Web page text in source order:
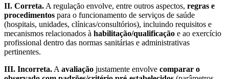
II. Correta. A regulação envolve, entre outros aspectos, regras e
procedimentos para o funcionamento de serviços de saúde
(hospitais, unidades, clínicas/consultórios), incluindo requisitos e
mecanismos relacionados à habilitação/qualificação e ao exercício
profissional dentro das normas sanitárias e administrativas
pertinentes.
III. Incorreta. A avaliação justamente envolve comparar o